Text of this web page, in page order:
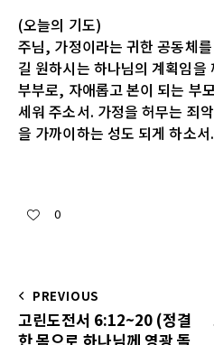
(오늘의 기도)
주님, 가정이라는 귀한 공동체
길 원하시는 하나님의 계획임
부부로, 자애롭고 본이 되는 부
세워 주소서. 가정을 허무는 죄
을 가까이하는 성도 되게 하소
0
PREVIOUS
고린도전서 6:12~20 (정결
한 몸으로 하나님께 영광 돌